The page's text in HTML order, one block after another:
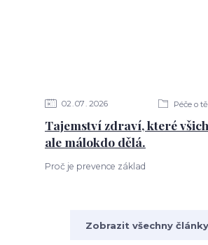
02 07 2026 Péče o
Tajemství zdraví, které
ale málokdo dělá.
Proč je prevence základ
Zobrazit všechny články